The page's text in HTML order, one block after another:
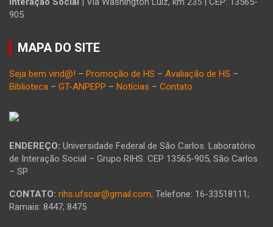
905
MAPA DO SITE
Seja bem vind@! – Promoção de HS – Avaliação de HS –
Biblioteca – GT-ANPEPP – Notícias – Contato
ENDEREÇO: Universidade Federal de São Carlos. Laboratório
de Interação Social – Grupo RIHS. CEP 13565-905, São Carlos
– SP
CONTATO: rihs.ufscar@gmail.com; Telefone: 16-33518111;
Ramais: 8447; 8475